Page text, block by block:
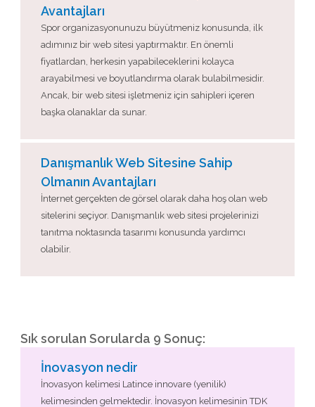
Avantajları
Spor organizasyonunuzu büyütmeniz konusunda, ilk
adımınız bir web sitesi yaptırmaktır. En önemli
fiyatlardan, herkesin yapabileceklerini kolayca
arayabilmesi ve boyutlandırma olarak bulabilmesidir.
Ancak, bir web sitesi işletmeniz için sahipleri içeren
başka olanaklar da sunar.
Danışmanlık Web Sitesine Sahip
Olmanın Avantajları
İnternet gerçekten de görsel olarak daha hoş olan web
sitelerini seçiyor. Danışmanlık web sitesi projelerinizi
tanıtma noktasında tasarımı konusunda yardımcı
olabilir.
Sık sorulan Sorularda 9 Sonuç:
İnovasyon nedir
İnovasyon kelimesi Latince innovare (yenilik)
kelimesinden gelmektedir. İnovasyon kelimesinin TDK